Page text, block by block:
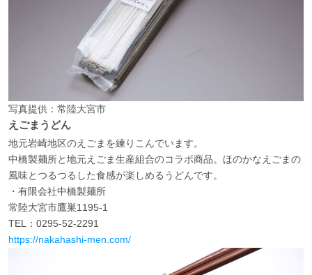
写真提供：常陸大宮市
えごまうどん
地元岩崎地区のえごまを練りこんでいます。
中橋製麺所と地元えごま生産組合のコラボ商品。ほのかなえごまの
風味とつるつるした食感が楽しめるうどんです。
・有限会社中橋製麺所
常陸大宮市鷹巣1195-1
TEL：0295-52-2291
https://nakahashi-men.com/